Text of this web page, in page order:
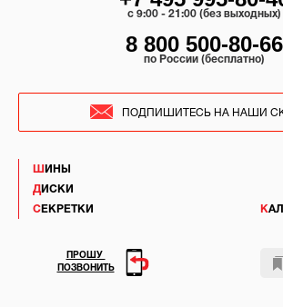
ШИНЫ
ДИСКИ
СЕКРЕТКИ
c 9:00 - 21:00 (без выходных)
8 800 500-80-66
по России (бесплатно)
ПОДПИШИТЕСЬ НА НАШИ
ПРОШУ
ПОЗВОНИТЬ